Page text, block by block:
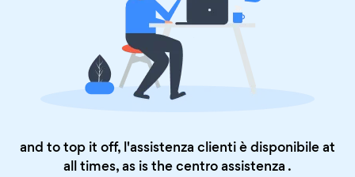
and to top it off, l'assistenza clienti è disponibile at
all times, as is thecentro assistenza .